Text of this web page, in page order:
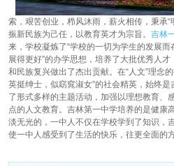
索，艰苦创业，栉风沐雨，薪火相传，秉承
振新民族为己任，以教育英才为宗旨。 吉林
来，学校凝炼了“学校的一切为学生的发展而
展得更好”的办学思想，培养了大批优秀人
和民族复兴做出了杰出贡献。在“人文”理念
英挺绅士，似窈窕淑女”的社会精英，始终
了形式多样的主题活动，加强以理想教育、
点的人文教育。吉林第一中学培养的是健康
淡无光的，一中人不仅在学校学到了知识，
使一中人感受到了生活的快乐，往更全面的